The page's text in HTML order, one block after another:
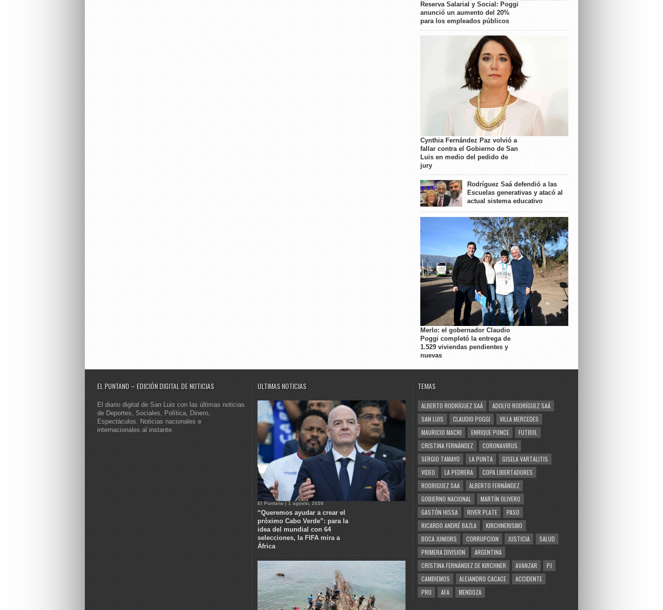
Reserva Salarial y Social: Poggi
anunció un aumento del 20%
para los empleados públicos
Cynthia Fernández Paz volvió a
fallar contra el Gobierno de San
Luis en medio del pedido de
jury
Rodríguez Saá defendió a las
Escuelas generativas y atacó al
actual sistema educativo
Merlo: el gobernador Claudio
Poggi completó la entrega de
1.529 viviendas pendientes y
nuevas
EL PUNTANO – EDICIÓN DIGITAL DE NOTICIAS
El diario digital de San Luis con las últimas noticias
de Deportes, Sociales, Política, Dinero,
Espectáculos. Noticias nacionales e
internacionales al instante.
ULTIMAS NOTICIAS
El Puntano | 1 agosto, 2026
“Queremos ayudar a crear el
próximo Cabo Verde”: para la
idea del mundial con 64
selecciones, la FIFA mira a
África
TEMAS
ALBERTO RODRÍGUEZ SAÁ
ADOLFO RODRÍGUEZ SAÁ
SAN LUIS
CLAUDIO POGGI
VILLA MERCEDES
MAURICIO MACRI
ENRIQUE PONCE
FUTBOL
CRISTINA FERNÁNDEZ
CORONAVIRUS
SERGIO TAMAYO
LA PUNTA
GISELA VARTALITIS
VIDEO
LA PEDRERA
COPA LIBERTADORES
RODRIGUEZ SAA
ALBERTO FERNÁNDEZ
GOBIERNO NACIONAL
MARTÍN OLIVERO
GASTÓN HISSA
RIVER PLATE
PASO
RICARDO ANDRÉ BAZLA
KIRCHNERISMO
BOCA JUNIORS
CORRUPCION JUSTICIA
SALUD
PRIMERA DIVISION
ARGENTINA
CRISTINA FERNÁNDEZ DE KIRCHNER
AVANZAR
PJ
CAMBIEMOS
ALEJANDRO CACACE
ACCIDENTE
PRO
AFA MENDOZA